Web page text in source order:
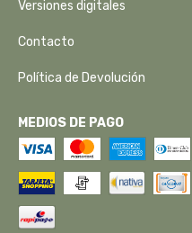
Versiones digitales
Contacto
Política de Devolución
MEDIOS DE PAGO